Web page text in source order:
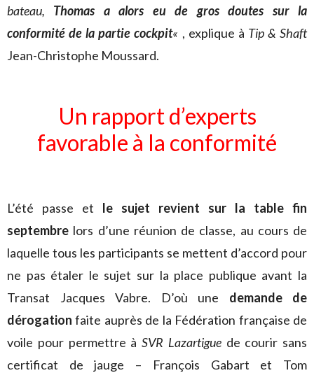
bateau, Thomas a alors eu de gros doutes sur la
conformité de la partie cockpit« , explique à Tip & Shaft
Jean-Christophe Moussard.
Un rapport d’experts
favorable à la conformité
L’été passe et le sujet revient sur la table fin
septembre lors d’une réunion de classe, au cours de
laquelle tous les participants se mettent d’accord pour
ne pas étaler le sujet sur la place publique avant la
Transat Jacques Vabre. D’où une demande de
dérogation faite auprès de la Fédération française de
voile pour permettre à SVR Lazartiguede courir sans
certificat de jauge – François Gabart et Tom